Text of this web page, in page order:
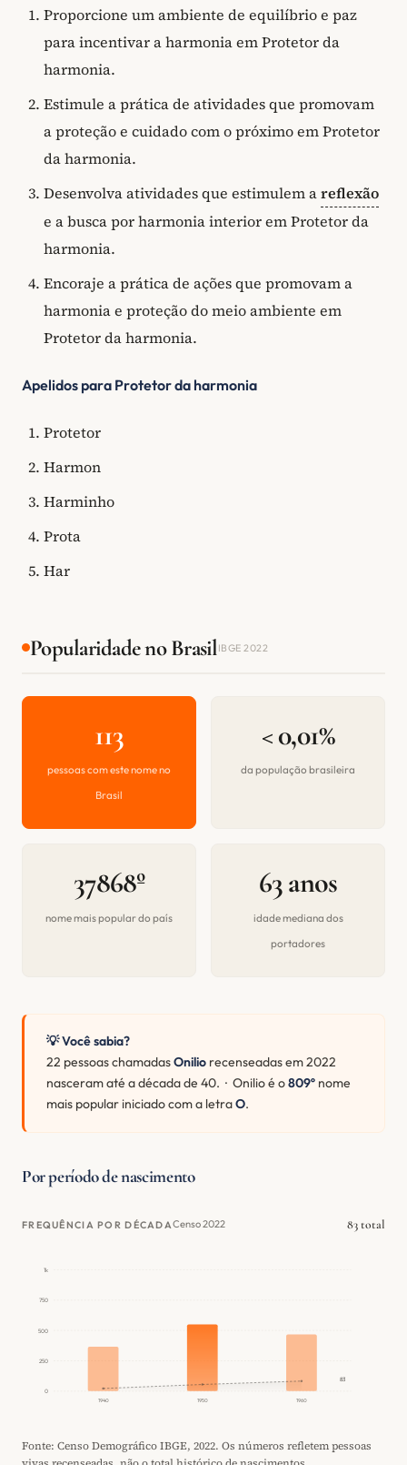
Proporcione um ambiente de equilíbrio e paz
para incentivar a harmonia em Protetor da
harmonia.
Estimule a prática de atividades que promovam
a proteção e cuidado com o próximo em Protetor
da harmonia.
Desenvolva atividades que estimulem areflexão
e a busca por harmonia interior em Protetor da
harmonia.
Encoraje a prática de ações que promovam a
harmonia e proteção do meio ambiente em
Protetor da harmonia.
Apelidos para Protetor da harmonia
Protetor
Harmon
Harminho
Prota
Har
Popularidade no BrasilIBGE 2022
113
pessoas com este nome no
Brasil
< 0,01%
da população brasileira
37868º
nome mais popular do país
63 anos
idade mediana dos
portadores
💡 Você sabia?
22 pessoas chamadasOnilio recenseadas em 2022
nasceram até a década de 40. · Onilio é o809º nome
mais popular iniciado com a letraO.
Por período de nascimento
FREQUÊNCIA POR DÉCADACenso 2022 83 total
0
250
500
750
1k
1940 1950 1960
83
Fonte: Censo Demográfico IBGE, 2022. Os números refletem pessoas